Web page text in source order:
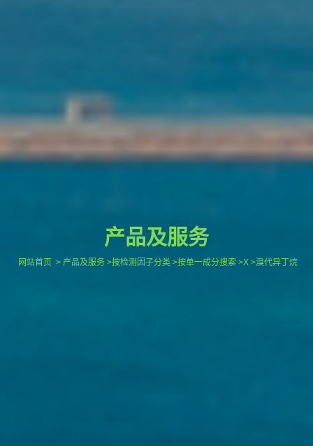
产品及服务
网站首页 > 产品及服务 >按检测因子分类 >按单一成分搜索 >X >溴代异丁烷